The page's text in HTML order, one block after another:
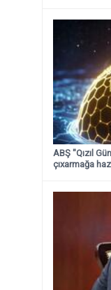
ABŞ "Qızıl
çıxarmağa